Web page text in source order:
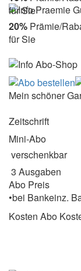
für Sie
20% Prämie/
für Sie
Mein schöner
Zeitschrift
Mini-Abo
verschenkbar
3 Ausgaben
Abo Preis
•bei Bankeinz.
Kosten Abo